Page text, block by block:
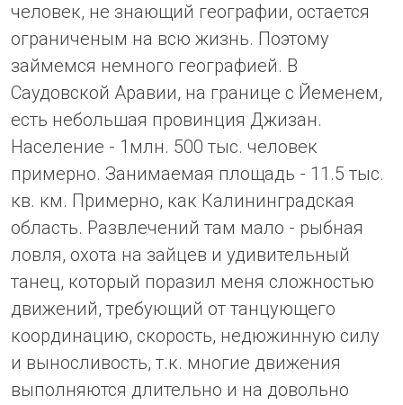
человек, не знающий географии, остается
ограниченым на всю жизнь. Поэтому
займемся немного географией. В
Саудовской Аравии, на границе с Йеменем,
есть небольшая провинция Джизан.
Население - 1млн. 500 тыс. человек
примерно. Занимаемая площадь - 11.5 тыс.
кв. км. Примерно, как Калининградская
область. Развлечений там мало - рыбная
ловля, охота на зайцев и удивительный
танец, который поразил меня сложностью
движений, требующий от танцующего
координацию, скорость, недюжинную силу
и выносливость, т.к. многие движения
выполняются длительно и на довольно